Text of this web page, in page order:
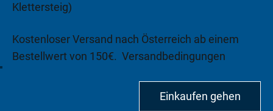
Klettersteig)
Kostenloser Versand nach Österreich ab einem
Bestellwert von 150€. Versandbedingungen
Einkaufen gehen